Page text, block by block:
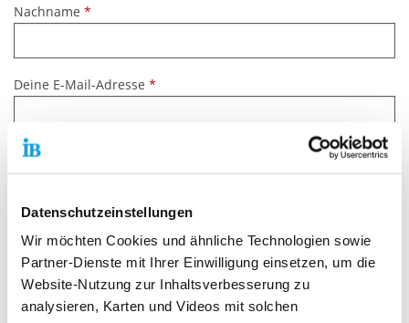
Datenschutzeinstellungen
Wir möchten Cookies und ähnliche Technologien sowie
Partner-Dienste mit Ihrer Einwilligung einsetzen, um die
Website-Nutzung zur Inhaltsverbesserung zu
analysieren, Karten und Videos mit solchen
Nachname *
Deine E-Mail-Adresse *
Deine Telefonnummer: